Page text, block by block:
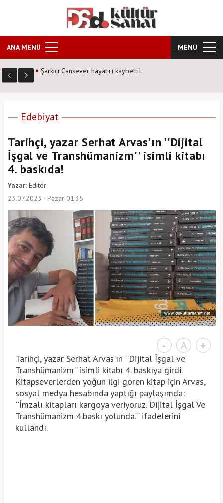
ANA MENÜ MENÜ
Kozalak Devri neden farklı? Senarist Harun Kevrek DS
Edebiyat
Tarihçi, yazar Serhat Arvas'ın ''Dijital
İşgal ve Transhümanizm'' isimli kitabı
4. baskıda!
Yazar:Editör
23.07.2023 - Pazar 01:35
- A +
Tarihçi, yazar Serhat Arvas'ın ''Dijital İşgal ve
Transhümanizm'' isimli kitabı 4. baskıya girdi.
Kitapseverlerden yoğun ilgi gören kitap için Arvas,
sosyal medya hesabında yaptığı paylaşımda:
''İmzalı kitapları kargoya veriyoruz. Dijital İşgal Ve
Transhümanizm 4.baskı yolunda.'' ifadelerini
kullandı.